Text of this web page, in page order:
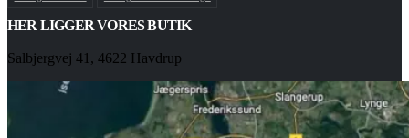
HER LIGGER VORES BUTIK
Salbjergvej 41, 4622 Havdrup